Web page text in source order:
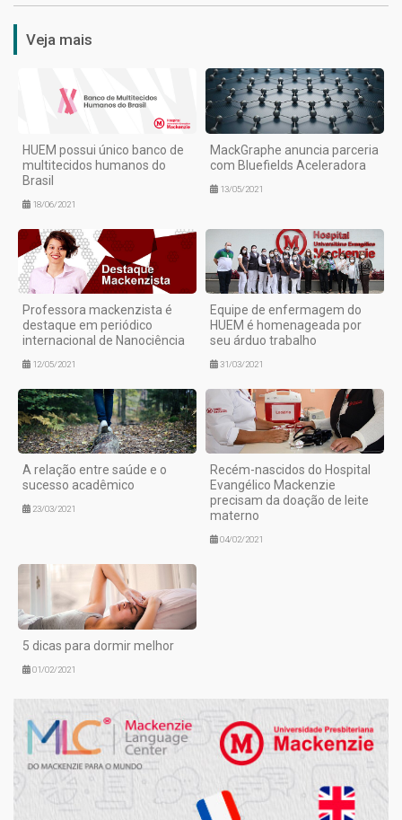
Veja mais
HUEM possui único banco de
multitecidos humanos do
Brasil
18/06/2021
MackGraphe anuncia parceria
com Bluefields Aceleradora
13/05/2021
Professora mackenzista é
destaque em periódico
internacional de Nanociência
12/05/2021
Equipe de enfermagem do
HUEM é homenageada por
seu árduo trabalho
31/03/2021
A relação entre saúde e o
sucesso acadêmico
23/03/2021
Recém-nascidos do Hospital
Evangélico Mackenzie
precisam da doação de leite
materno
04/02/2021
5 dicas para dormir melhor
01/02/2021